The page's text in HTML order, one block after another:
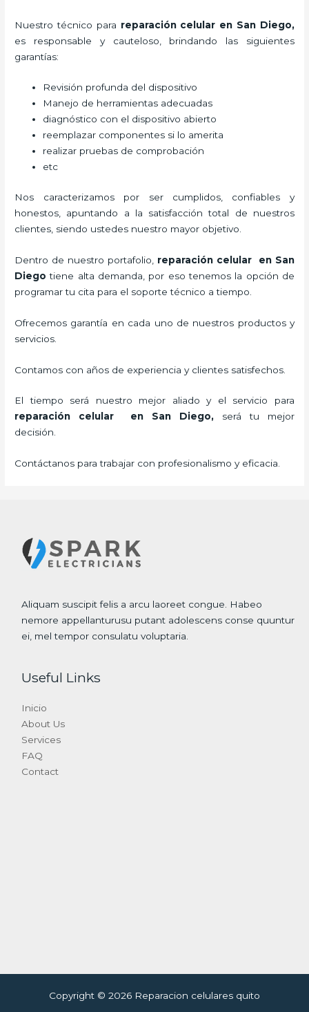
Nuestro técnico para reparación celular en San Diego,
es responsable y cauteloso, brindando las siguientes
garantías:
Revisión profunda del dispositivo
Manejo de herramientas adecuadas
diagnóstico con el dispositivo abierto
reemplazar componentes si lo amerita
realizar pruebas de comprobación
etc
Nos caracterizamos por ser cumplidos, confiables y
honestos, apuntando a la satisfacción total de nuestros
clientes, siendo ustedes nuestro mayor objetivo.
Dentro de nuestro portafolio, reparación celular en San
Diego tiene alta demanda, por eso tenemos la opción de
programar tu cita para el soporte técnico a tiempo.
Ofrecemos garantía en cada uno de nuestros productos y
servicios.
Contamos con años de experiencia y clientes satisfechos.
El tiempo será nuestro mejor aliado y el servicio para
reparación celular en San Diego, será tu mejor
decisión.
Contáctanos para trabajar con profesionalismo y eficacia.
Aliquam suscipit felis a arcu laoreet congue. Habeo
nemore appellanturusu putant adolescens conse quuntur
ei, mel tempor consulatu voluptaria.
Useful Links
Inicio
About Us
Services
FAQ
Contact
Copyright © 2026 Reparacion celulares quito